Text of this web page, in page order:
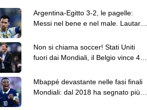
Argentina-Egitto 3-2, le pagelle:
Messi nel bene e nel male. Lautaro
Non si chiama soccer! Stati Uniti
fuori dai Mondiali, il Belgio vince 4-1
Mbappé devastante nelle fasi finali
Mondiali: dal 2018 ha segnato più